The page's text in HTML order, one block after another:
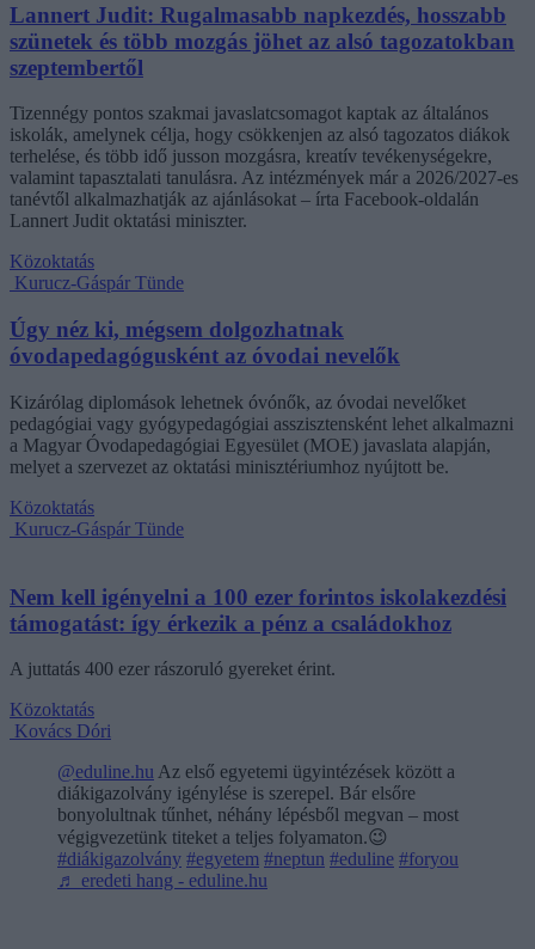
Lannert Judit: Rugalmasabb napkezdés, hosszabb
szünetek és több mozgás jöhet az alsó tagozatokban
szeptembertől
Tizennégy pontos szakmai javaslatcsomagot kaptak az általános
iskolák, amelynek célja, hogy csökkenjen az alsó tagozatos diákok
terhelése, és több idő jusson mozgásra, kreatív tevékenységekre,
valamint tapasztalati tanulásra. Az intézmények már a 2026/2027-es
tanévtől alkalmazhatják az ajánlásokat – írta Facebook-oldalán
Lannert Judit oktatási miniszter.
Közoktatás
Kurucz-Gáspár Tünde
Úgy néz ki, mégsem dolgozhatnak
óvodapedagógusként az óvodai nevelők
Kizárólag diplomások lehetnek óvónők, az óvodai nevelőket
pedagógiai vagy gyógypedagógiai asszisztensként lehet alkalmazni
a Magyar Óvodapedagógiai Egyesület (MOE) javaslata alapján,
melyet a szervezet az oktatási minisztériumhoz nyújtott be.
Közoktatás
Kurucz-Gáspár Tünde
Nem kell igényelni a 100 ezer forintos iskolakezdési
támogatást: így érkezik a pénz a családokhoz
A juttatás 400 ezer rászoruló gyereket érint.
Közoktatás
Kovács Dóri
@eduline.hu Az első egyetemi ügyintézések között a
diákigazolvány igénylése is szerepel. Bár elsőre
bonyolultnak tűnhet, néhány lépésből megvan – most
végigvezetünk titeket a teljes folyamaton.😉
#diákigazolvány #egyetem #neptun #eduline #foryou
♬ eredeti hang - eduline.hu